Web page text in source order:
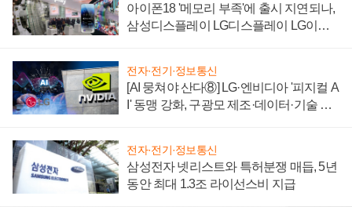
아이폰18 '메모리 부족'에 출시 지연되나,
삼성디스플레이 LG디스플레이 LG이노
전자·전기·정보통신
[AI 뭉쳐야 산다⑧] LG·엔비디아 '피지컬 A
I' 동맹 강화, 구광모 제조·데이터·기술 결
전자·전기·정보통신
삼성전자 넷리스트와 특허분쟁 매듭, 5년
동안 최대 1.3조 라이선스비 지급